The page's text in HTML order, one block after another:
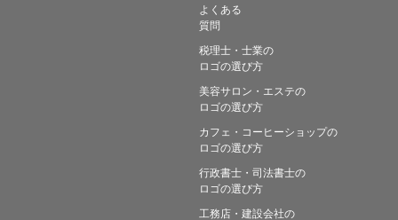
よくある
質問
税理士・士業の
ロゴの選び方
美容サロン・エステの
ロゴの選び方
カフェ・コーヒーショップの
ロゴの選び方
行政書士・司法書士の
ロゴの選び方
工務店・建設会社の